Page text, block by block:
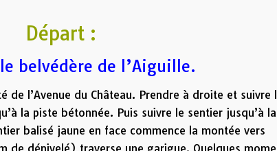
Départ :
belvédère de l’Aiguille.
de l’Avenue du Château. Prendre à droite et suivre
la piste bétonnée. Puis suivre le sentier jusqu’à
balisé jaune en face commence la montée vers